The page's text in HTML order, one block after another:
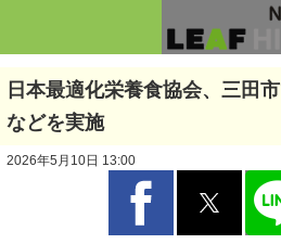
日本最適化栄養食協会、三田
などを実施
2026年5月10日 13:00